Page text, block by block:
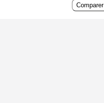
Comparer